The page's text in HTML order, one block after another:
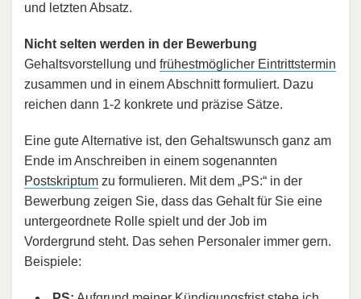
und letzten Absatz.
Nicht selten werden in der Bewerbung
Gehaltsvorstellung und frühestmöglicher Eintrittstermin
zusammen und in einem Abschnitt formuliert. Dazu
reichen dann 1-2 konkrete und präzise Sätze.
Eine gute Alternative ist, den Gehaltswunsch ganz am
Ende im Anschreiben in einem sogenannten
Postskriptum zu formulieren. Mit dem „PS:“ in der
Bewerbung zeigen Sie, dass das Gehalt für Sie eine
untergeordnete Rolle spielt und der Job im
Vordergrund steht. Das sehen Personaler immer gern.
Beispiele: